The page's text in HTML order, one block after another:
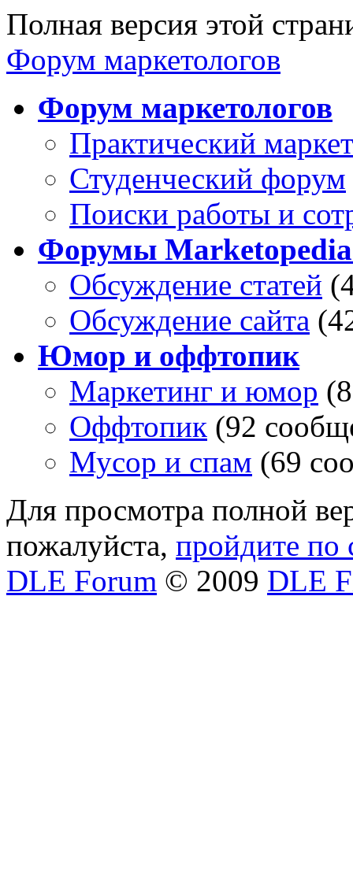
Полная версия этой
Форум маркетологов
Форум маркетологов
Практический
Студенческий форум
Поиски работы и
Форумы
Обсуждение статей
Обсуждение сайта
Юмор и оффтопик
Маркетинг и юмор
Оффтопик (92
Мусор и спам (69
Для просмотра полной
пожалуйста, пройдите по
DLE Forum © 2009 DLE